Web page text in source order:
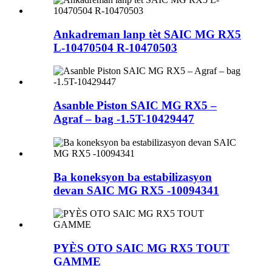
Ankadreman lanp tèt SAIC MG RX5
L-10470504 R-10470503
Asanble Piston SAIC MG RX5 –
Agraf – bag -1.5T-10429447
Ba koneksyon ba estabilizasyon
devan SAIC MG RX5 -10094341
PYÈS OTO SAIC MG RX5 TOUT
GAMME